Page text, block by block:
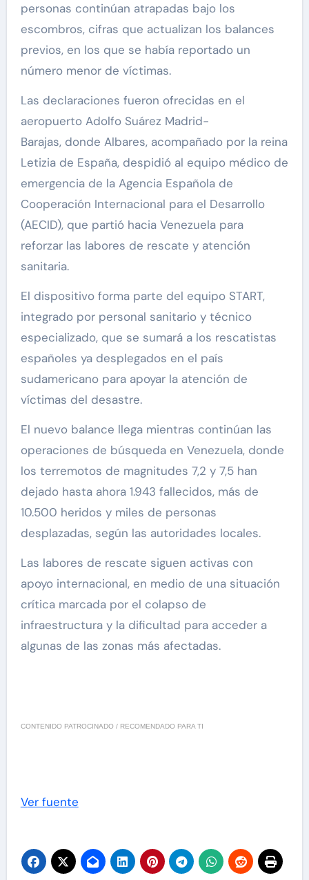
personas continúan atrapadas bajo los
escombros, cifras que actualizan los balances
previos, en los que se había reportado un
número menor de víctimas.
Las declaraciones fueron ofrecidas en el
aeropuerto Adolfo Suárez Madrid-
Barajas, donde Albares, acompañado por la reina
Letizia de España, despidió al equipo médico de
emergencia de la Agencia Española de
Cooperación Internacional para el Desarrollo
(AECID), que partió hacia Venezuela para
reforzar las labores de rescate y atención
sanitaria.
El dispositivo forma parte del equipo START,
integrado por personal sanitario y técnico
especializado, que se sumará a los rescatistas
españoles ya desplegados en el país
sudamericano para apoyar la atención de
víctimas del desastre.
El nuevo balance llega mientras continúan las
operaciones de búsqueda en Venezuela, donde
los terremotos de magnitudes 7,2 y 7,5 han
dejado hasta ahora 1.943 fallecidos, más de
10.500 heridos y miles de personas
desplazadas, según las autoridades locales.
Las labores de rescate siguen activas con
apoyo internacional, en medio de una situación
crítica marcada por el colapso de
infraestructura y la dificultad para acceder a
algunas de las zonas más afectadas.
CONTENIDO PATROCINADO / RECOMENDADO PARA TI
Ver fuente